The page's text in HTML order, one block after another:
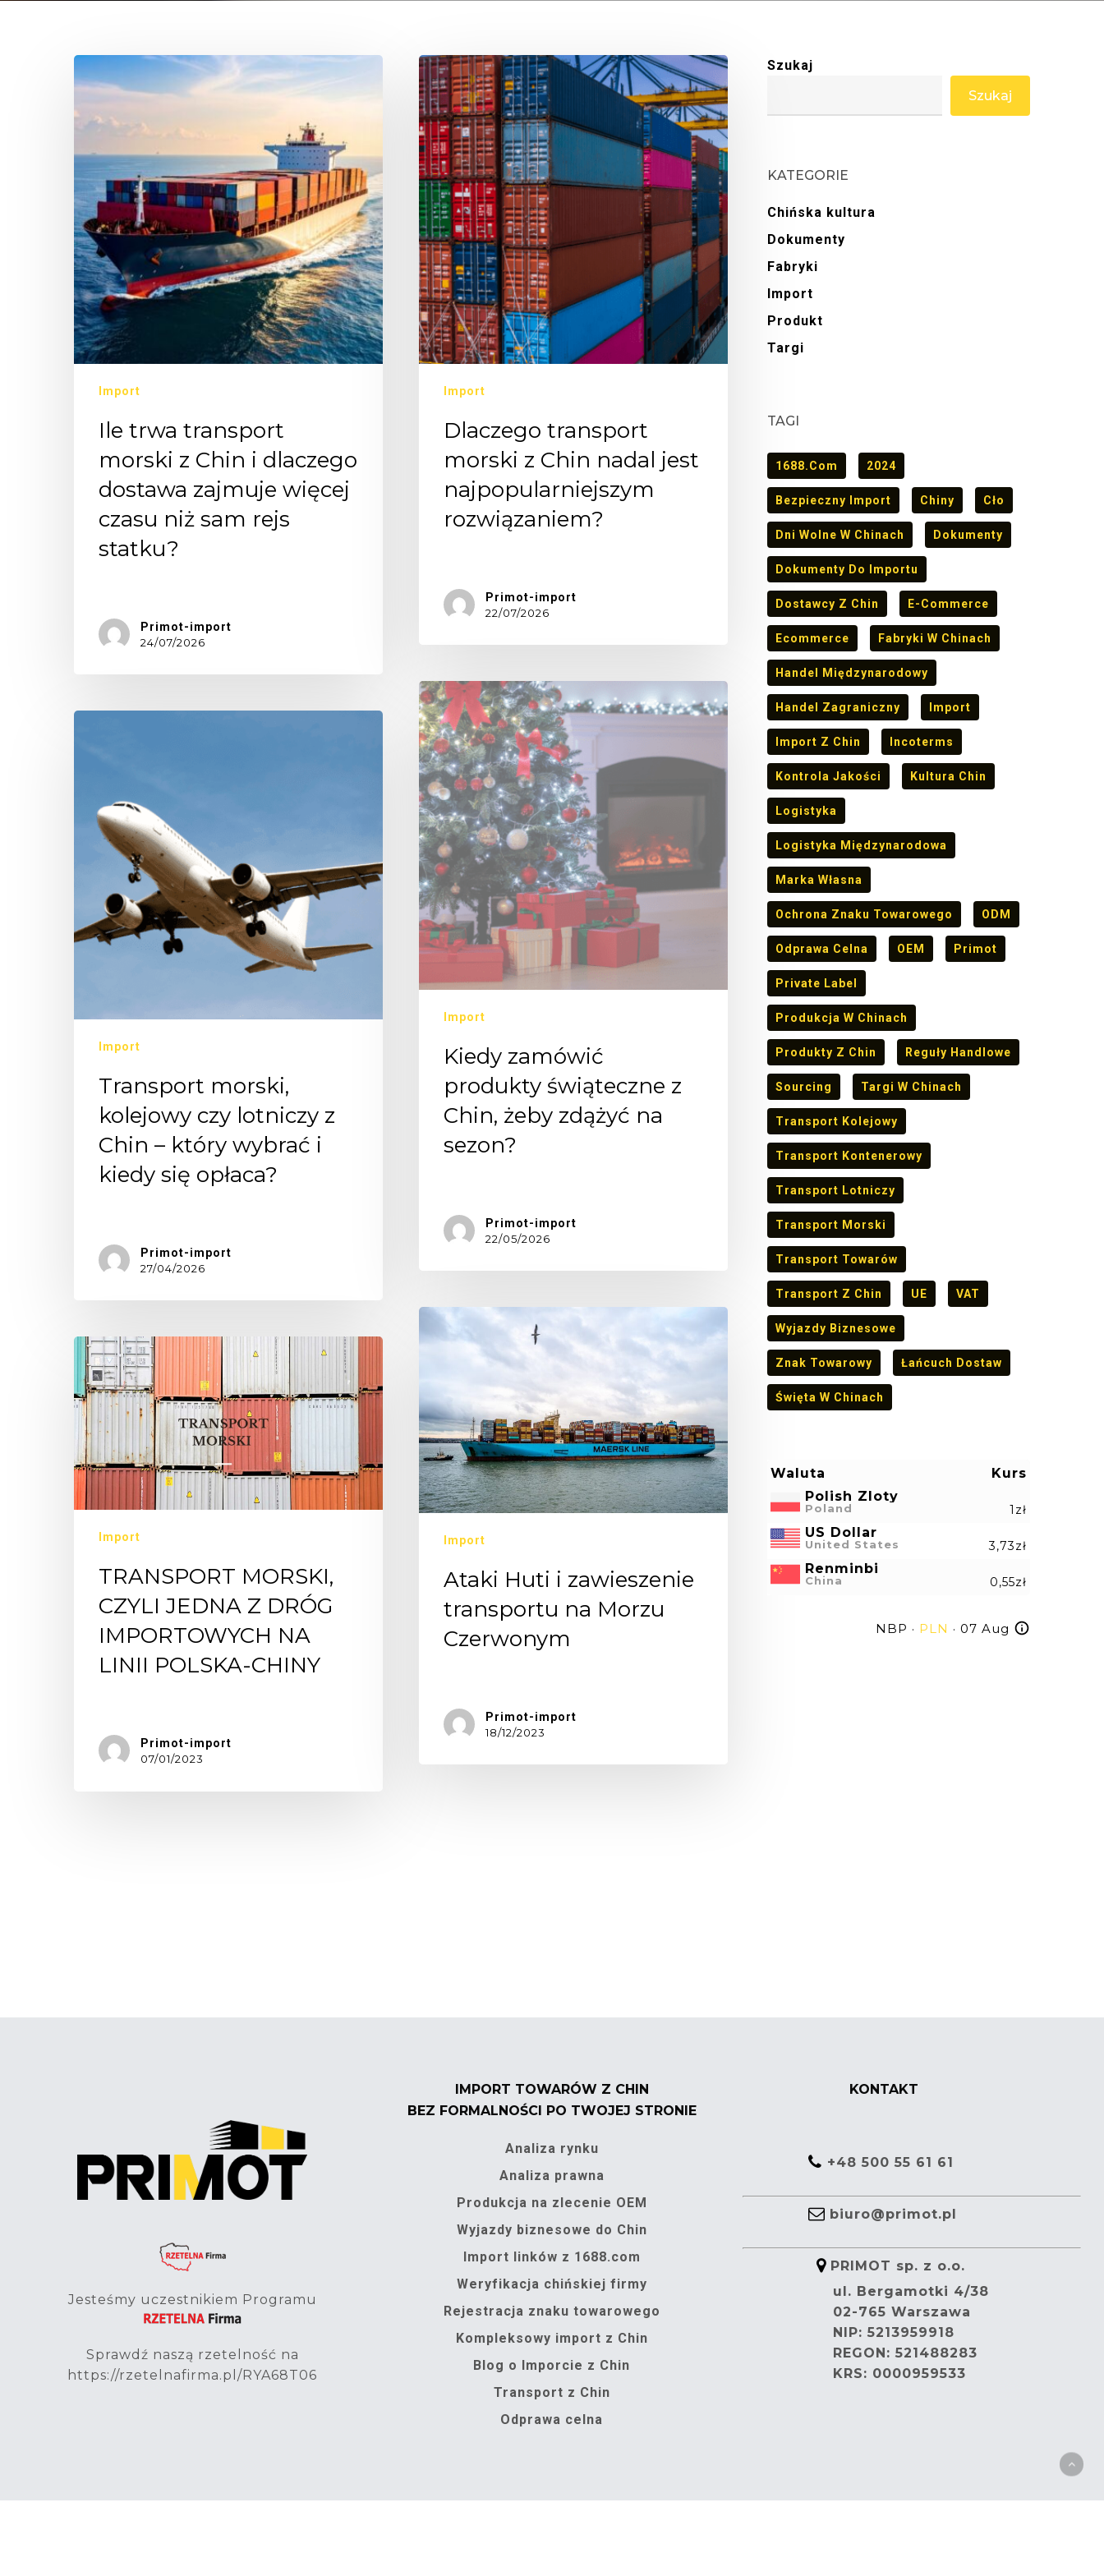
Import
Ile trwa transport
morski z Chin i dlaczego
dostawa zajmuje więcej
czasu niż sam rejs
statku?
Primot-import
24/07/2026
Import
Dlaczego transport
morski z Chin nadal jest
najpopularniejszym
rozwiązaniem?
Primot-import
22/07/2026
Import
Kiedy zamówić
produkty świąteczne z
Chin, żeby zdążyć na
sezon?
Primot-import
22/05/2026
Import
Transport morski,
kolejowy czy lotniczy z
Chin – który wybrać i
kiedy się opłaca?
Primot-import
27/04/2026
Import
Ataki Huti i zawieszenie
transportu na Morzu
Czerwonym
Primot-import
18/12/2023
Import
TRANSPORT MORSKI,
CZYLI JEDNA Z DRÓG
IMPORTOWYCH NA
LINII POLSKA-CHINY
Primot-import
07/01/2023
Szukaj
Szukaj
KATEGORIE
Chińska kultura
Dokumenty
Fabryki
Import
Produkt
Targi
TAGI
1688.com 2024
Bezpieczny Import Chiny Cło
Dni Wolne W Chinach Dokumenty
Dokumenty Do Importu
Dostawcy Z Chin E-Commerce
Ecommerce Fabryki W Chinach
Handel Międzynarodowy
Handel Zagraniczny Import
Import Z Chin Incoterms
Kontrola Jakości Kultura Chin
Logistyka
Logistyka Międzynarodowa
Marka Własna
Ochrona Znaku Towarowego ODM
Odprawa Celna OEM Primot
Private Label
Produkcja W Chinach
Produkty Z Chin Reguły Handlowe
Sourcing Targi W Chinach
Transport Kolejowy
Transport Kontenerowy
Transport Lotniczy
Transport Morski
Transport Towarów
Transport Z Chin UE VAT
Wyjazdy Biznesowe
Znak Towarowy Łańcuch Dostaw
Święta W Chinach
Waluta
Kurs
Polish Zloty
Poland 1zł
US Dollar
United States 3,73zł
Renminbi
China 0,55zł
NBP · PLN · 07 Aug
Jesteśmy uczestnikiem Programu
Sprawdź naszą rzetelność na
https://rzetelnafirma.pl/RYA68T06
IMPORT TOWARÓW Z CHIN
BEZ FORMALNOŚCI PO TWOJEJ STRONIE
Analiza rynku
Analiza prawna
Produkcja na zlecenie OEM
Wyjazdy biznesowe do Chin
Import linków z 1688.com
Weryfikacja chińskiej firmy
Rejestracja znaku towarowego
Kompleksowy import z Chin
Blog o Imporcie z Chin
Transport z Chin
Odprawa celna
KONTAKT
+48 500 55 61 61
biuro@primot.pl
PRIMOT sp. z o.o.
ul. Bergamotki 4/38
02-765 Warszawa
NIP: 5213959918
REGON: 521488283
KRS: 0000959533